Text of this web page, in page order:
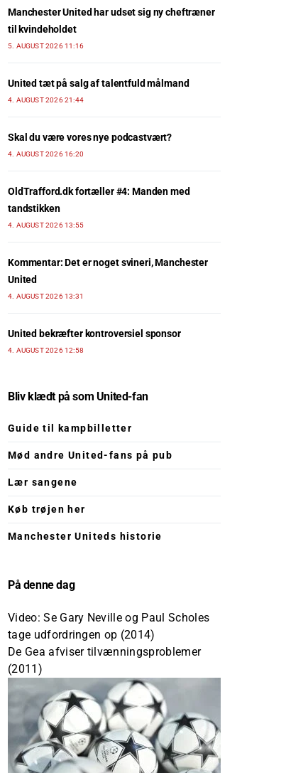
Manchester United har udset sig ny cheftræner
til kvindeholdet
5. AUGUST 2026 11:16
United tæt på salg af talentfuld målmand
4. AUGUST 2026 21:44
Skal du være vores nye podcastvært?
4. AUGUST 2026 16:20
OldTrafford.dk fortæller #4: Manden med
tandstikken
4. AUGUST 2026 13:55
Kommentar: Det er noget svineri, Manchester
United
4. AUGUST 2026 13:31
United bekræfter kontroversiel sponsor
4. AUGUST 2026 12:58
Bliv klædt på som United-fan
Guide til kampbilletter
Mød andre United-fans på pub
Lær sangene
Køb trøjen her
Manchester Uniteds historie
På denne dag
Video: Se Gary Neville og Paul Scholes
tage udfordringen op (2014)
De Gea afviser tilvænningsproblemer
(2011)